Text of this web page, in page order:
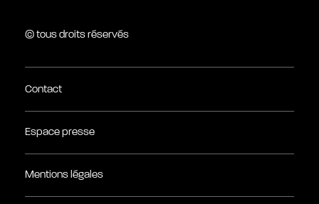
© tous droits réservés
Contact
Espace presse
Mentions légales